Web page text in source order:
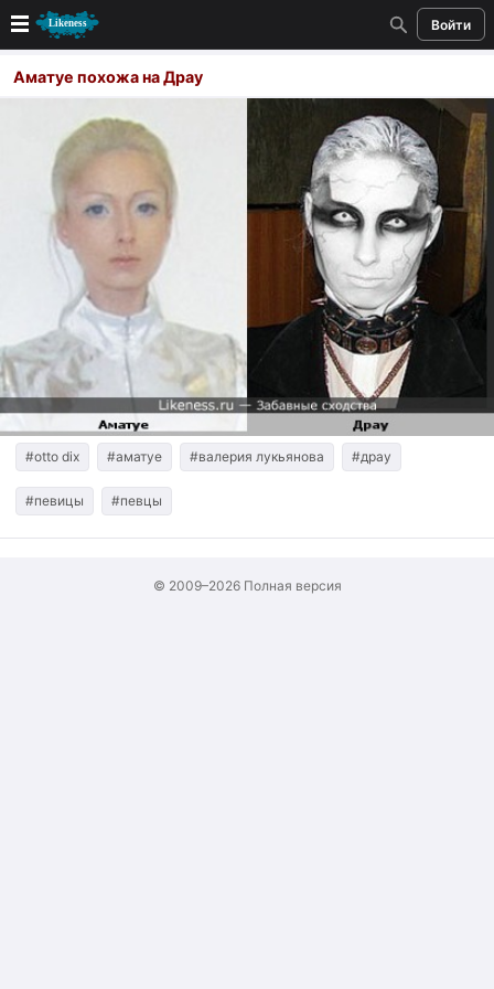
Войти
Новые
Лучшие
Голосование
Кандидаты
Случайное сходство 👍
Создать сходство
Для публикации необходима авторизация
Поиск
Аматуе похожа на Драу
#otto dix #аматуе #валерия лукьянова #драу
#певицы #певцы
© 2009–2026 Полная версия